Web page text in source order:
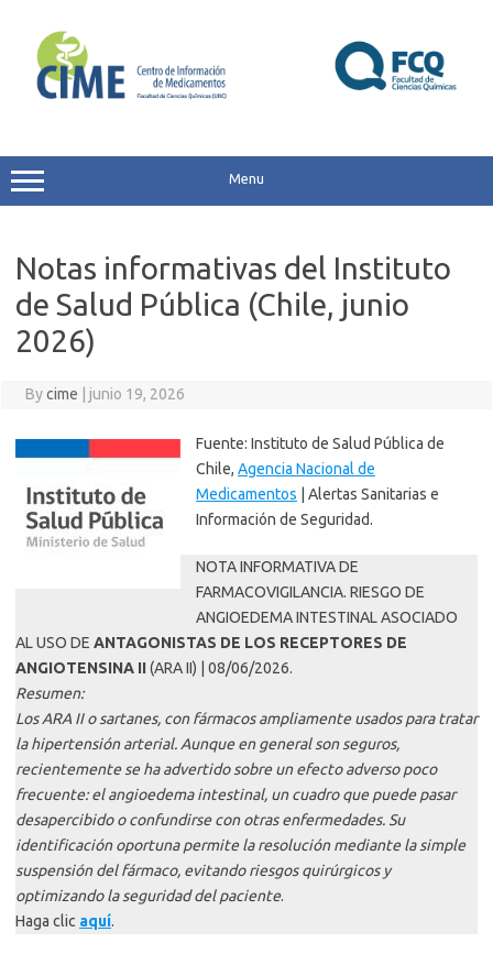
content
Menu
Notas informativas del Instituto
de Salud Pública (Chile, junio
2026)
Bycime junio 19, 2026
Fuente: Instituto de Salud Pública de
Chile, Agencia Nacional de
Medicamentos | Alertas Sanitarias e
Información de Seguridad.
NOTA INFORMATIVA DE
FARMACOVIGILANCIA. RIESGO DE
ANGIOEDEMA INTESTINAL ASOCIADO
AL USO DE ANTAGONISTAS DE LOS RECEPTORES DE
ANGIOTENSINA II (ARA II) | 08/06/2026.
Resumen:
Los ARA II o sartanes, con fármacos ampliamente usados para tratar
la hipertensión arterial. Aunque en general son seguros,
recientemente se ha advertido sobre un efecto adverso poco
frecuente: el angioedema intestinal, un cuadro que puede pasar
desapercibido o confundirse con otras enfermedades. Su
identificación oportuna permite la resolución mediante la simple
suspensión del fármaco, evitando riesgos quirúrgicos y
optimizando la seguridad del paciente.
Haga clic aquí.